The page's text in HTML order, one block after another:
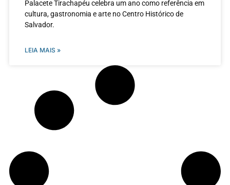
Palacete Tirachapéu celebra um ano como referência em
cultura, gastronomia e arte no Centro Histórico de
Salvador.
LEIA MAIS »